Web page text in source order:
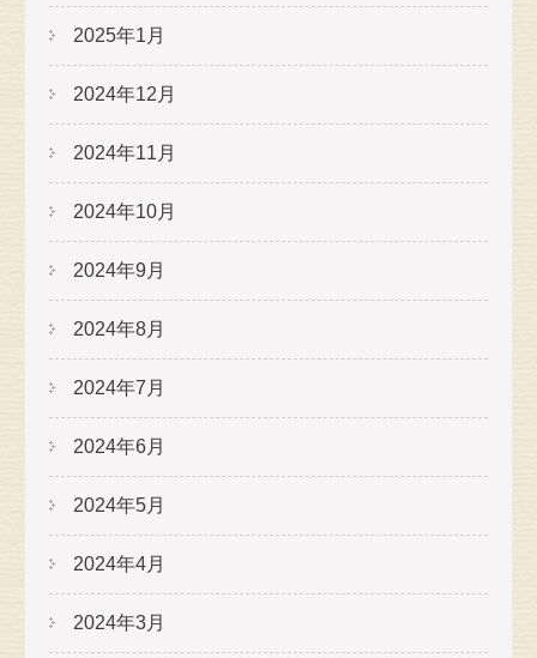
2025年1月
2024年12月
2024年11月
2024年10月
2024年9月
2024年8月
2024年7月
2024年6月
2024年5月
2024年4月
2024年3月